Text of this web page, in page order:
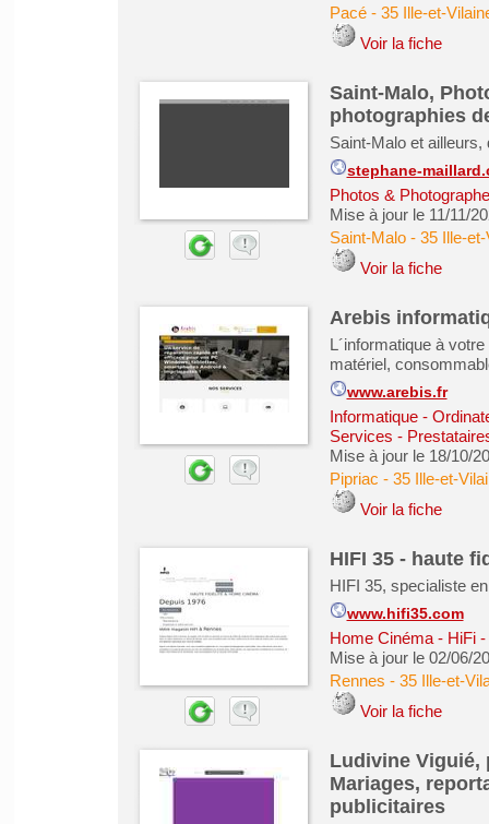
Pacé- 35 Ille-et-
Voir la fiche
Saint-Malo,
photographies
Saint-Malo et
stephane-
Photos &
Mise à jour le 11/11/
Saint-Malo- 35 Ille-
Voir la fiche
Arebis
L´informatique à
matériel,
www.arebis.fr
Informatique -
Services -
Mise à jour le 18/10/
Pipriac - 35 Ille-et-
Voir la fiche
HIFI 35 - haute
HIFI 35, specialiste
www.hifi35.com
Home Cinéma - HiFi
Mise à jour le 02/06/
Rennes - 35 Ille-et-
Voir la fiche
Ludivine Viguié,
Mariages,
publicitaires